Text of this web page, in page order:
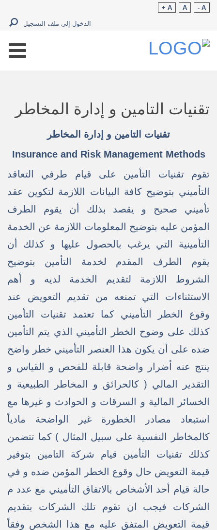
A -
A
A +
الدخول إلى ملف التسجيل
تقنيات التامين و إدارة المخاطر
تقنيات التامين و إدارة المخاطر
Insurance and Risk Management Methods
تقوم تقنيات التأمين على قيام طرفي التعاقد
التأميني بتوضيح كافة البيانات اللازمة لتكوين عقد
تأميني صحيح و يقصد بذلك أن يقوم الطرف
المؤمن عليه بتوضيح المعلومات اللازمة عن الخدمة
التأمينية التي يرغب بالحصول عليها و كذلك أن
يقوم الطرف المقدم لخدمة التأمين بتوضيح
الشروط اللازمة لتقديم الخدمة لديه و أهم
الاستثناءات التي تمنعه من تقديم التعويض عند
وقوع الخطر التأميني كما تعتمد تقنيات التأمين
كذلك على وضوح الخطر التأميني الذي يتم التأمين
ضده على أن يكون هذا العنصر التأميني خطر واضح
ينتج عنه أضرار واضحة قابلة للفحص و القياس و
التقدير المالي ( كالحرائق و المخاطر الطبيعية و
الخسائر المالية و السرقات و الحوادث و غيرها مع
استبعاد مصادر الخطورة غير الواضحة مادياً
كالمخاطر النفسية على سبيل المثال ) كما تتضمن
كذلك تقنيات التأمين قيام شركة التامين بتوفير
قيمة التعويض حال وقوع الخطر المؤمن ضده و في
حالة قيام أحد الأشخاص بالاتفاق التأميني مع عدد م
الشركات فيجب ان تقوم تلك الشركات بتقديم
قيمة التعويض المتفق عليه مع هذا الشخص وفقاً